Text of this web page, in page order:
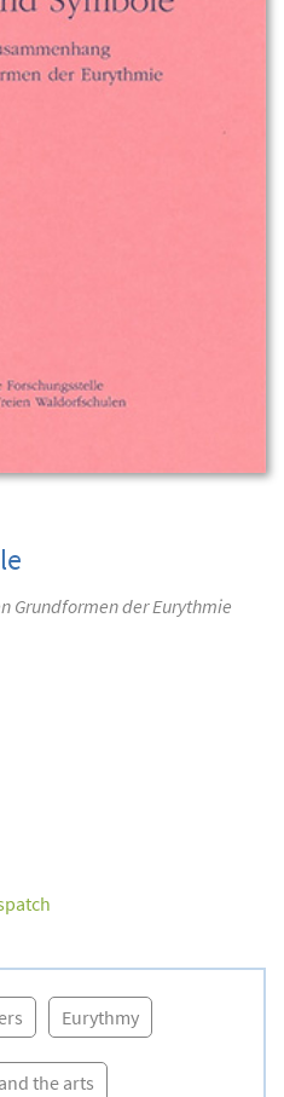
Grundformen der Eurythmie
Eurythmy
the arts